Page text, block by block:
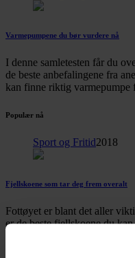
Varmepumpene du bør vurdere nå
I denne samletesten får du
de beste anbefalingene fra
kan finne riktig varmepumpe
Populær nå
Sport og Fritid2018
Fjellskoene som tar deg frem overalt
Fottøyet er blant det aller
er de beste fjellskoene du